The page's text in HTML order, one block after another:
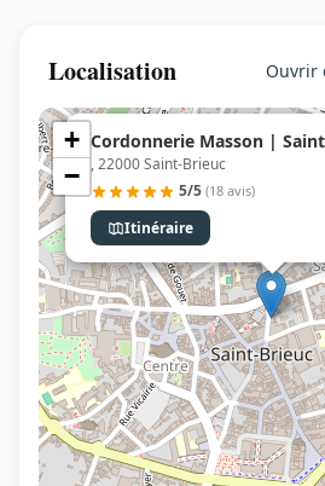
Localisation Ouvrir
Cordonnerie Masson |
, 22000 Saint-Brieuc
5/5 (18 avis)
Itinéraire
+
−